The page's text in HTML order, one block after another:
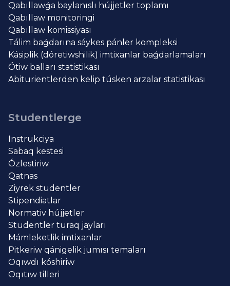
Qabıllawǵa baylanıslı hújjetler toplamı
Qabıllaw monitoringi
Qabıllaw komissiyası
Tálim baǵdarına sáykes pánler kompleksi
Kásiplik (dóretiwshilik) imtixanlar baǵdarlamaları
Ótiw balları statistikası
Abiturientlerden kelip túsken arzalar statistikası
Studentlerge
Instrukciya
Sabaq kestesi
Ózlestiriw
Qatnas
Ziyrek studentler
Stipendiatlar
Normativ hújjetler
Studentler turaq jayları
Mámleketlik imtixanlar
Pitkeriw qánigelik jumısı temaları
Oqıwdı kóshiriw
Oqıtıw tilleri